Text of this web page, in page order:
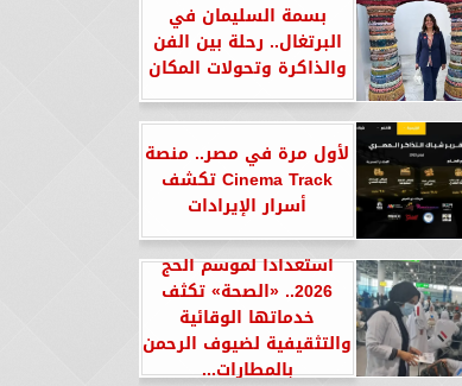
بسمة السليمان في
البرتغال.. رحلة بين الفن
والذاكرة وتحولات المكان
لأول مرة في مصر.. منصة
Cinema Track تكشف
أسرار الإيرادات
استعدادا لموسم الحج
2026.. «الصحة» تكثف
خدماتها الوقائية
والتثقيفية لضيوف الرحمن
بالمطارات...